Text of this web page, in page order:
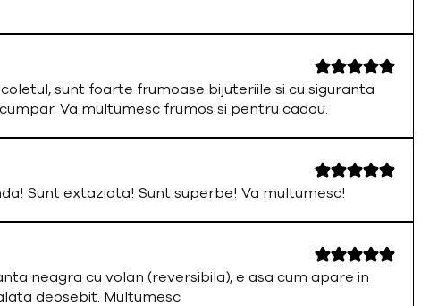
sunt foarte frumoase bijuteriile si cu siguranta
Va multumesc frumos si pentru cadou.
Sunt extaziata! Sunt superbe! Va multumesc!
neagra cu volan (reversibila), e asa cum apare in
deosebit. Multumesc